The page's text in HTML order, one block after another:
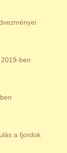
ben
a fjordok